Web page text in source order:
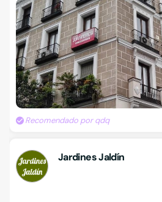
Recomendado por qdq
Jardines Jaldín